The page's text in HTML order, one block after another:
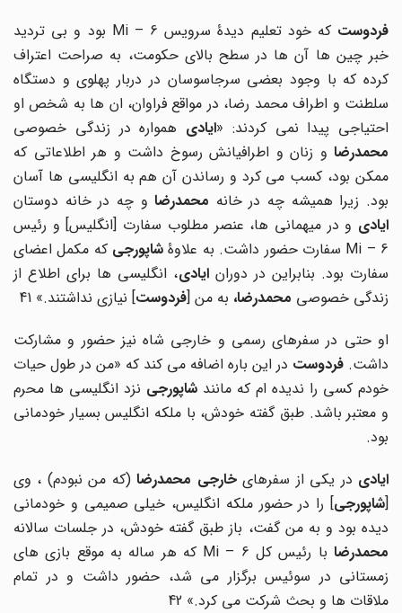
فردوست
که خود تعلیم دیدۀ سرویس Mi – 6 بود و بی تردید
خبر چین ها آن ها در سطح بالای حکومت، به صراحت اعتراف
کرده که با وجود بعضی سرجاسوسان در دربار پهلوی و دستگاه
سلطنت و اطراف محمد رضا، در مواقع فراوان، ان ها به شخص او
احتیاجی پیدا نمی کردند: « ایادیهمواره در زندگی خصوصی
محمدرضاو زنان و اطرافیانش رسوخ داشت و هر اطلاعاتی که
ممکن بود، کسب می کرد و رساندن آن هم به انگلیسی ها آسان
بود. زیرا همیشه چه در خانهمحمدرضاو چه در خانه دوستان
ایادیو در میهمانی ها، عنصر مطلوب سفارت [انگلیس] و رئیس
Mi – 6 سفارت حضور داشت. به علاوۀ
شاپورجیکه مکمل اعضای
سفارت بود. بنابراین در دورانایادی، انگلیسی ها برای اطلاع از
زندگی خصوصیمحمدرضا،به من [فردوست] نیازی نداشتند.» 41
او حتی در سفرهای رسمی و خارجی شاه نیز حضور و مشارکت
داشت.فردوستدر این باره اضافه می کند که «من در طول حیات
خودم کسی را ندیده ام که مانندشاپورجینزد انگلیسی ها محرم
و معتبر باشد. طبق گفته خودش، با ملکه انگلیس بسیار خودمانی
بود.
ایادیدر یکی از سفرهایخارجی محمدرضا(که من نبودم) ، وی
شاپورجی] را در حضور ملکه انگلیس، خیلی صمیمی و خودمانی
دیده بود و به من گفت، باز طبق گفته خودش، در جلسات سالانه
محمدرضا
با رئیس کل Mi – 6 که هر ساله به موقع بازی های
زمستانی در سوئیس برگزار می شد، حضور داشت و در تمام
ملاقات ها و بحث شرکت می کرد.» 42